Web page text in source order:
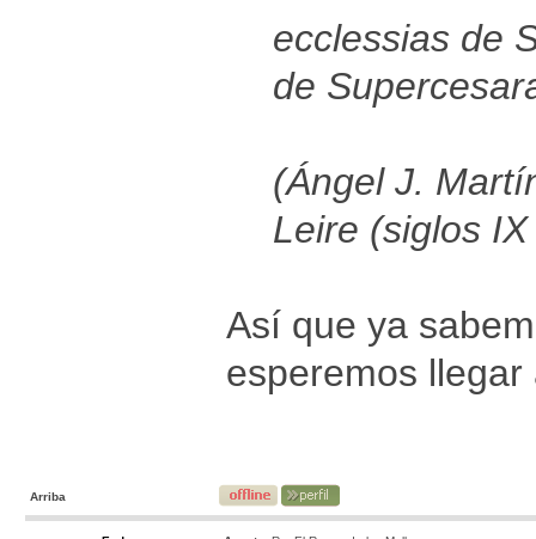
ecclessias de
de
(Ángel J.
Leire (siglos
Así que ya
esperemos
Arriba